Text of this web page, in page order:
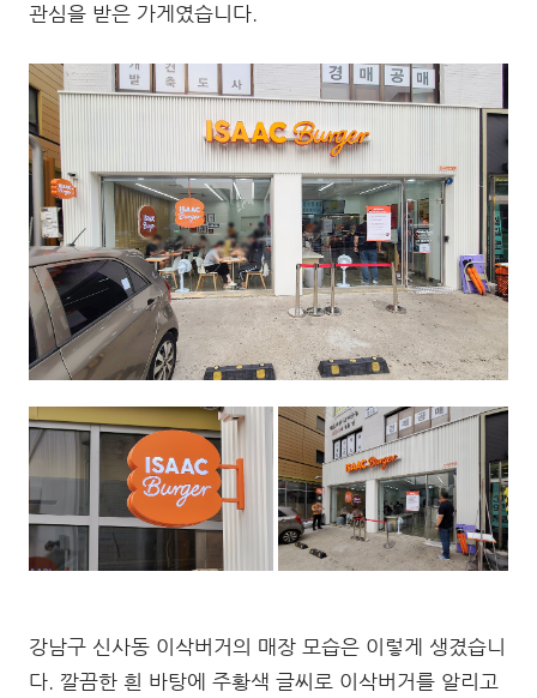
관심을 받은 가게였습니다.
강남구 신사동 이삭버거의 매장 모습은 이렇게 생겼습니
다. 깔끔한 흰 바탕에 주황색 글씨로 이삭버거를 알리고